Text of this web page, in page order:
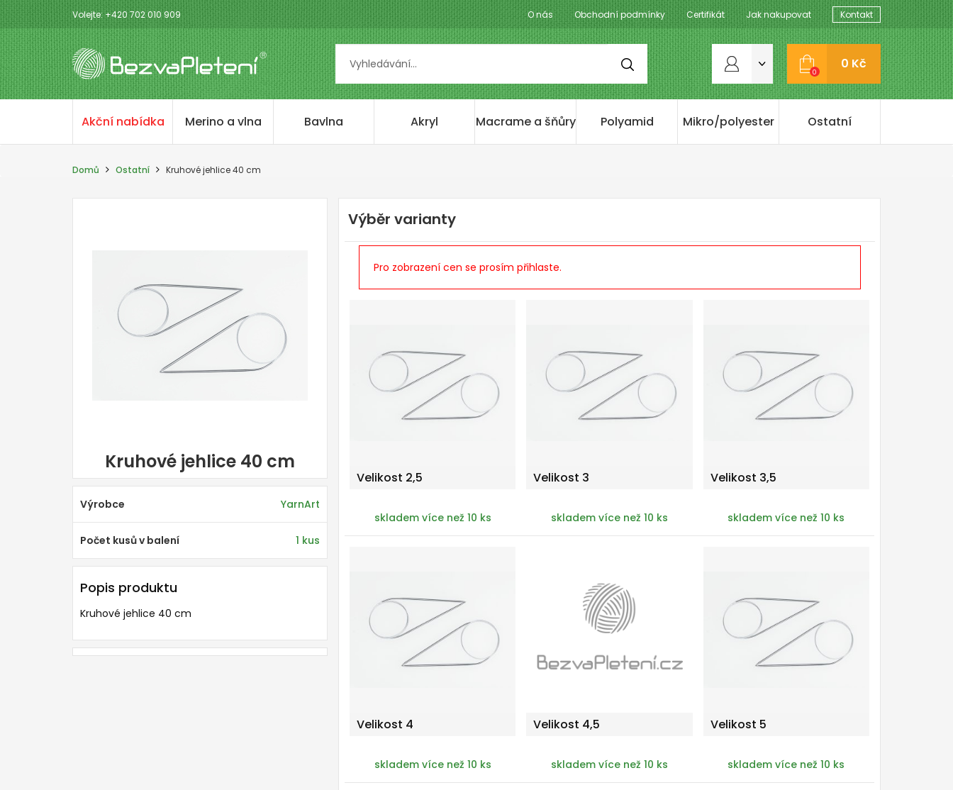
Volejte: +420 702 010 909 O nás Obchodní podmínky Certifikát Jak nakupovat Kontakt
0
0 Kč
Akční nabídka Merino a vlna Bavlna Akryl Macrame a šňůry Polyamid Mikro/polyester Ostatní
Domů Ostatní Kruhové jehlice 40 cm
Kruhové jehlice 40 cm
Výrobce YarnArt
Počet kusů v balení 1 kus
Popis produktu
Kruhové jehlice 40 cm
Výběr varianty
Pro zobrazení cen se prosím přihlaste.
Velikost 2,5
skladem více než 10 ks
Velikost 3
skladem více než 10 ks
Velikost 3,5
skladem více než 10 ks
Velikost 4
skladem více než 10 ks
Velikost 4,5
skladem více než 10 ks
Velikost 5
skladem více než 10 ks